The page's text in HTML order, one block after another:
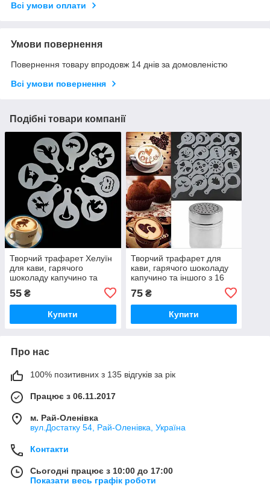
Всі умови оплати
Умови повернення
Повернення товару впродовж 14 днів за домовленістю
Всі умови повернення
Подібні товари компанії
Творчий трафарет Хелуїн
для кави, гарячого
шоколаду капучино та
55 ₴
Купити
Творчий трафарет для
кави, гарячого шоколаду
капучино та іншого з 16
75₴
Купити
Про нас
100% позитивних з 135 відгуків за рік
Працює з 06.11.2017
м. Рай-Оленівка
вул.Достатку 54, Рай-Оленівка, Україна
Контакти
Сьогодні працює з 10:00 до 17:00
Показати весь графік роботи